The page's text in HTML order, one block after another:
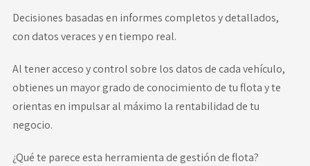
Decisiones basadas en informes completos y detallados,
con datos veraces y en tiempo real.
Al tener acceso y control sobre los datos de cada vehículo,
obtienes un mayor grado de conocimiento de tu flota y te
orientas en impulsar al máximo la rentabilidad de tu
negocio.
¿Qué te parece esta herramienta de gestión de flota?